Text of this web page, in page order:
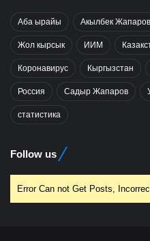
Аба ырайы Акылбек Жапаров
Жол кырсык ИИМ
Коронавирус Кыргызстан
Россия Садыр Жапаров
статистика
Follow us
Error Can not Get Posts,